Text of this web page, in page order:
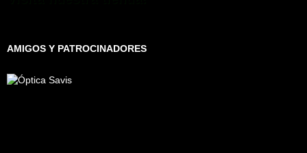
AMIGOS Y PATROCINADORES